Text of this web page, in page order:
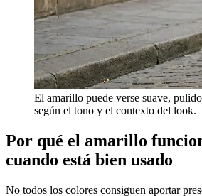
El amarillo puede verse suave,
según el tono y el contexto del look.
Por qué el amarillo
cuando está bien usado
No todos los colores consiguen aportar